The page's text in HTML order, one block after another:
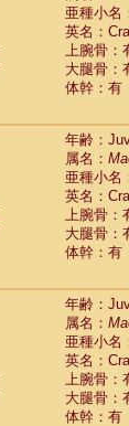
亜種小名
英名：
上腕骨：
大腿骨：
体幹：有
年齢：
属名：
亜種小名
英名：
上腕骨：
大腿骨：
体幹：有
年齢：
属名：
亜種小名
英名：
上腕骨：
大腿骨：
体幹：有